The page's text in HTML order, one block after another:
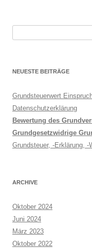
nach:
NEUESTE BEITRÄGE
Grundsteuerwert
Datenschutzerklärung
Bewertung des
Grundgesetzwidrige
Grundsteuer, -Erklärung, -
ARCHIVE
Oktober 2024
Juni 2024
März 2023
Oktober 2022